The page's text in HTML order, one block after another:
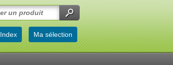
Index Ma sélection